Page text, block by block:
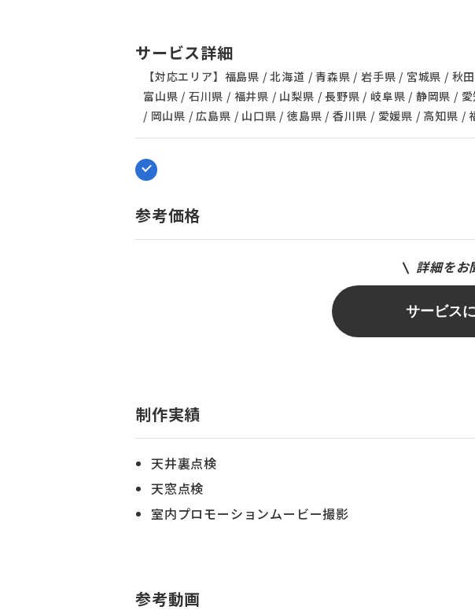
サービス詳細
【対応エリア】福島県 / 北海道 / 青森県 / 岩手県 / 宮城県 /
富山県 / 石川県 / 福井県 / 山梨県 / 長野県 / 岐阜県 / 静岡県 /
/ 岡山県 / 広島県 / 山口県 / 徳島県 / 香川県 / 愛媛県 / 高知県 /
参考価格
詳細をお
サービス
制作実績
天井裏点検
天窓点検
室内プロモーションムービー撮影
参考動画